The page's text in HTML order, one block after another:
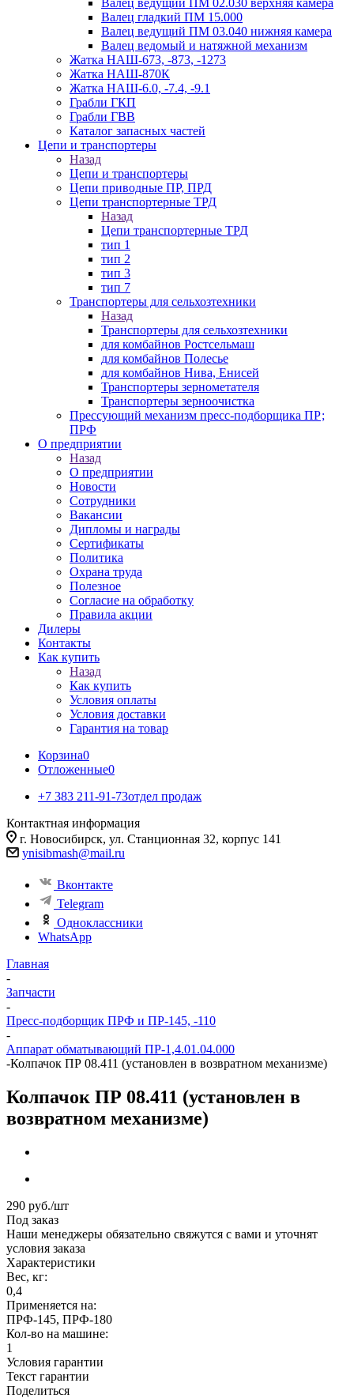
Валец ведущий ПМ 02.030 верхняя камера
Валец гладкий ПМ 15.000
Валец ведущий ПМ 03.040 нижняя камера
Валец ведомый и натяжной механизм
Жатка НАШ-673, -873, -1273
Жатка НАШ-870К
Жатка НАШ-6.0, -7.4, -9.1
Грабли ГКП
Грабли ГВВ
Каталог запасных частей
Цепи и транспортеры
Назад
Цепи и транспортеры
Цепи приводные ПР, ПРД
Цепи транспортерные ТРД
Назад
Цепи транспортерные ТРД
тип 1
тип 2
тип 3
тип 7
Транспортеры для сельхозтехники
Назад
Транспортеры для сельхозтехники
для комбайнов Ростсельмаш
для комбайнов Полесье
для комбайнов Нива, Енисей
Транспортеры зернометателя
Транспортеры зерноочистка
Прессующий механизм пресс-подборщика ПР;
ПРФ
О предприятии
Назад
О предприятии
Новости
Сотрудники
Вакансии
Дипломы и награды
Сертификаты
Политика
Охрана труда
Полезное
Согласие на обработку
Правила акции
Дилеры
Контакты
Как купить
Назад
Как купить
Условия оплаты
Условия доставки
Гарантия на товар
Корзина0
Отложенные0
+7 383 211-91-73отдел продаж
Контактная информация
г. Новосибирск, ул. Станционная 32, корпус 141
ynisibmash@mail.ru
Вконтакте
Telegram
Одноклассники
WhatsApp
Главная
-
Запчасти
-
Пресс-подборщик ПРФ и ПР-145, -110
-
Аппарат обматывающий ПР-1,4.01.04.000
-Колпачок ПР 08.411 (установлен в возвратном механизме)
Колпачок ПР 08.411 (установлен в
возвратном механизме)
290 руб./шт
Под заказ
Наши менеджеры обязательно свяжутся с вами и уточнят
условия заказа
Характеристики
Вес, кг:
0,4
Применяется на:
ПРФ-145, ПРФ-180
Кол-во на машине:
1
Условия гарантии
Текст гарантии
Поделиться